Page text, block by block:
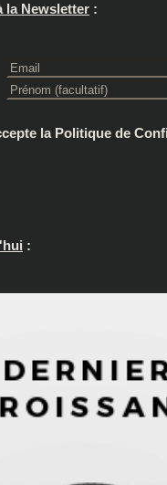
la Newsletter :
la Politique de
: